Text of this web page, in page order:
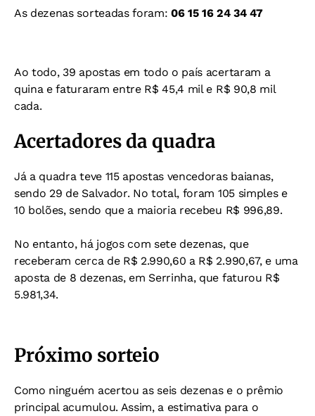
As dezenas sorteadas foram:06 15 16 24 34 47
Ao todo, 39 apostas em todo o país acertaram a
quina e faturaram entre R$ 45,4 mil e R$ 90,8 mil
cada.
Acertadores da quadra
Já a quadra teve 115 apostas vencedoras baianas,
sendo 29 de Salvador. No total, foram 105 simples e
10 bolões, sendo que a maioria recebeu R$ 996,89.
No entanto, há jogos com sete dezenas, que
receberam cerca de R$ 2.990,60 a R$ 2.990,67, e uma
aposta de 8 dezenas, em Serrinha, que faturou R$
5.981,34.
Próximo sorteio
Como ninguém acertou as seis dezenas e o prêmio
principal acumulou. Assim, a estimativa para o